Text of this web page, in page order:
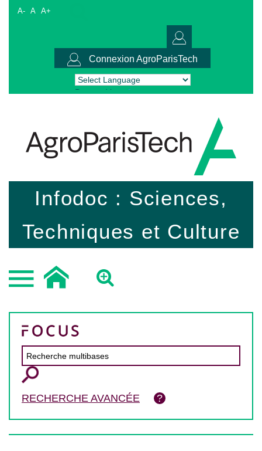
A- A A+
Connexion AgroParisTech
Powered by Translate
Infodoc : Sciences,
Techniques et Culture
RECHERCHE AVANCÉE